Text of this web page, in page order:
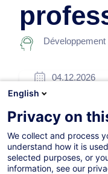
04.12.2026
Formation
Cours du jour
French /
English
Privacy on
We collect and process
understand how it is
selected purposes, or
information, see our